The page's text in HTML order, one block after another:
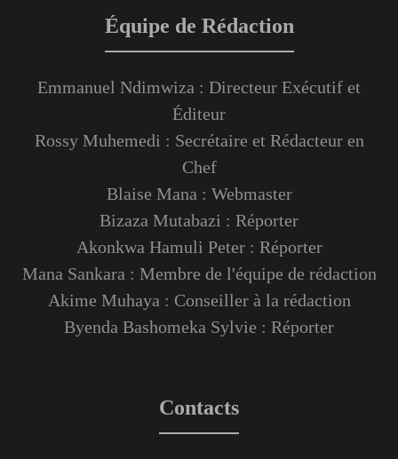
Équipe de Rédaction
Emmanuel Ndimwiza : Directeur Exécutif et
Éditeur
Rossy Muhemedi : Secrétaire et Rédacteur en
Chef
Blaise Mana : Webmaster
Bizaza Mutabazi : Réporter
Akonkwa Hamuli Peter : Réporter
Mana Sankara : Membre de l'équipe de rédaction
Akime Muhaya : Conseiller à la rédaction
Byenda Bashomeka Sylvie : Réporter
Contacts